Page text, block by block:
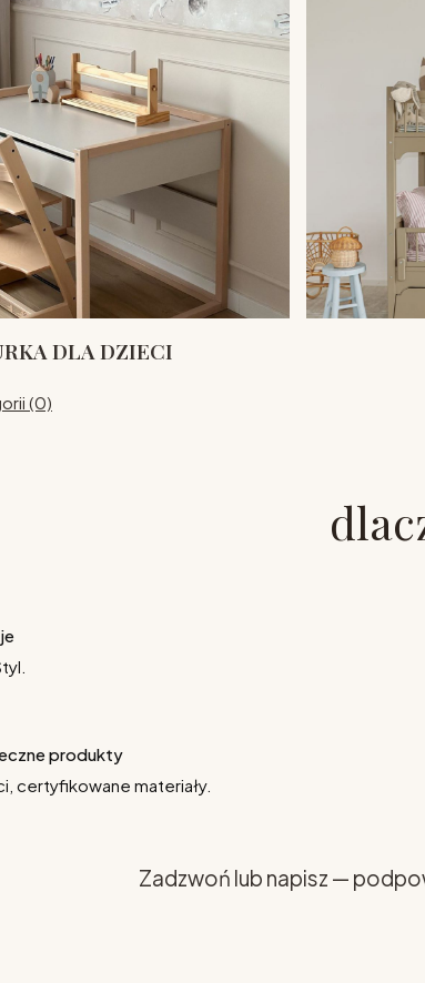
DLA DZIECI
(0)
produkty
certyfikowane materiały.
Zadzwoń lub napisz —